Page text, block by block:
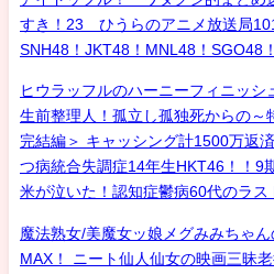
すき！23 ひうらのアニメ放送局
SNH48！JKT48！MNL48！SGO48
ヒウラッフルのハーニーフィニッシ
生前整理人！孤立し孤独死からの～
完結編＞ キャッシング計1500万返
つ病統合失調症14年生HKT46！！9
米が泣いた！認知症鬱病60代のラス
魔法熟女/美魔女ッ娘メグみみちゃ
MAX！ ニート仙人仙女の映画三昧